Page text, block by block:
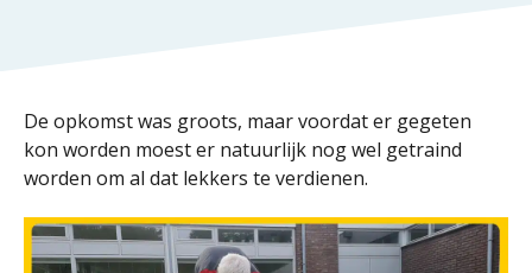
De opkomst was groots, maar voordat er gegeten
kon worden moest er natuurlijk nog wel getraind
worden om al dat lekkers te verdienen.